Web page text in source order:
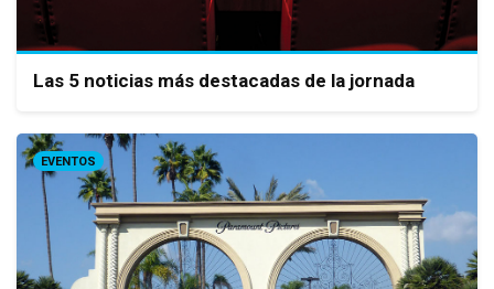
Las 5 noticias más destacadas de la jornada
EVENTOS